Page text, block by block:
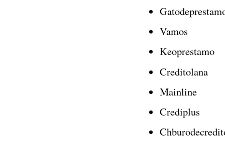
Vamos
Keoprestamo
Creditolana
Mainline
Crediplus